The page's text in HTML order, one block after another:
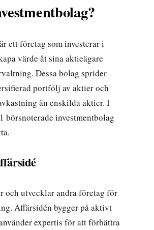
ett företag som investerar i
värde åt sina aktieägare
Dessa bolag sprider
portfölj av aktier och
än enskilda aktier. I
börsnoterade investmentbolag
och utvecklar andra företag för
Affärsidén bygger på aktivt
expertis för att förbättra